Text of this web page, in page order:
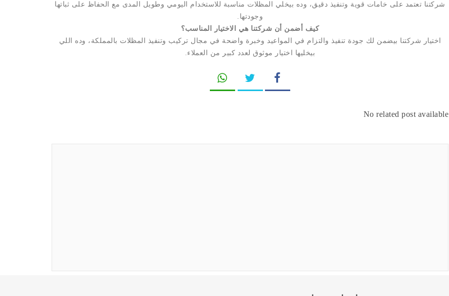
شركتنا تعتمد على خامات قوية وتنفيذ دقيق، وده بيخلي المظلات مناسبة للاستخدام اليومي وطويل المدى مع الحفاظ على ثباتها
وجودتها.
كيف أضمن أن شركتنا هي الاختيار المناسب؟
اختيار شركتنا بيضمن لك جودة تنفيذ والتزام في المواعيد وخبرة واضحة في مجال تركيب وتنفيذ المظلات بالمملكة، وده اللي
بيخليها اختيار موثوق لعدد كبير من العملاء.
No related post available